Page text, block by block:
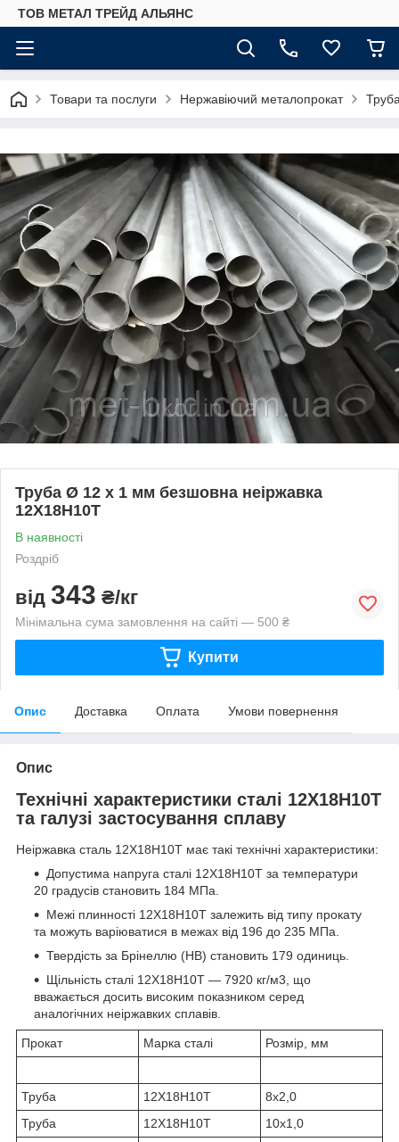
ТОВ МЕТАЛ ТРЕЙД АЛЬЯНС
Товари та послуги Нержавіючий металопрокат
Труба Ø 12 х 1 мм безшовна неіржавка
12Х18Н10Т
В наявності
Роздріб
від 343 ₴/кг
Мінімальна сума замовлення на сайті — 500 ₴
Купити
Опис Доставка Оплата Умови повернення
Опис
Технічні характеристики сталі 12Х18Н10Т
та галузі застосування сплаву
Неіржавка сталь 12Х18Н10Т має такі технічні характеристики:
Допустима напруга сталі 12Х18Н10T за температури
20 градусів становить 184 МПа.
Межі плинності 12Х18Н10Т залежить від типу прокату
та можуть варіюватися в межах від 196 до 235 МПа.
Твердість за Брінеллю (HB) становить 179 одиниць.
Щільність сталі 12Х18Н10Т — 7920 кг/м3, що
вважається досить високим показником серед
аналогічних неіржавких сплавів.
Прокат Марка сталі Розмір, мм
Труба 12Х18Н10Т
8х2,0
Труба
12Х18Н10Т
10х1,0